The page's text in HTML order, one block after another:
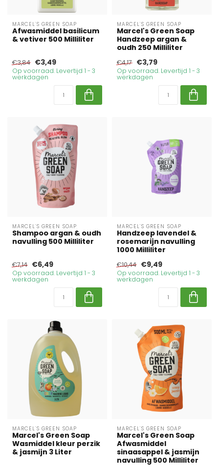
MARCEL'S GREEN SOAP
Afwasmiddel basilicum
& vetiver 500 Milliliter
€3,84 €3,49
Op voorraad. Levertijd 1 - 3
werkdagen
MARCEL'S GREEN SOAP
Marcel's Green Soap
Handzeep argan &
oudh 250 Milliliter
€4,17 €3,79
Op voorraad. Levertijd 1 - 3
werkdagen
MARCEL'S GREEN SOAP
Shampoo argan & oudh
navulling 500 Milliliter
€7,14 €6,49
Op voorraad. Levertijd 1 - 3
werkdagen
MARCEL'S GREEN SOAP
Handzeep lavendel &
rosemarijn navulling
1000 Milliliter
€10,44 €9,49
Op voorraad. Levertijd 1 - 3
werkdagen
MARCEL'S GREEN SOAP
Marcel's Green Soap
Wasmiddel kleur perzik
& jasmijn 3 Liter
MARCEL'S GREEN SOAP
Marcel's Green Soap
Afwasmiddel
sinaasappel & jasmijn
navulling 500 Milliliter